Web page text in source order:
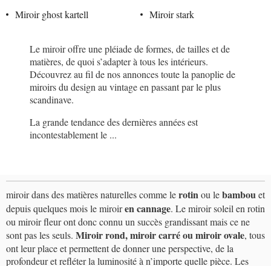
Miroir ghost kartell
Miroir stark
Le miroir offre une pléiade de formes, de tailles et de
matières, de quoi s’adapter à tous les intérieurs.
Découvrez au fil de nos annonces toute la panoplie de
miroirs du design au vintage en passant par le plus
scandinave.
La grande tendance des dernières années est
incontestablement le ...
miroir dans des matières naturelles comme lerotinou lebambouet
depuis quelques mois le miroiren cannage. Le miroir soleil en rotin
ou miroir fleur ont donc connu un succès grandissant mais ce ne
sont pas les seuls. Miroir rond, miroir carré ou miroir ovale, tous
ont leur place et permettent de donner une perspective, de la
profondeur et refléter la luminosité à n’importe quelle pièce. Les